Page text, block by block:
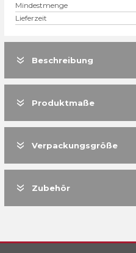
Mindestmenge
Lieferzeit
Beschreibung
Produktmaße
Verpackungsgröße
Zubehör